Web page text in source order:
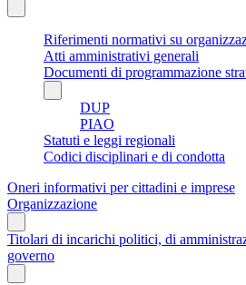
Riferimenti normativi su
Atti amministrativi generali
Documenti di programmazione
DUP
PIAO
Statuti e leggi regionali
Codici disciplinari e di condotta
Oneri informativi per cittadini e imprese
Organizzazione
Titolari di incarichi politici, di
governo